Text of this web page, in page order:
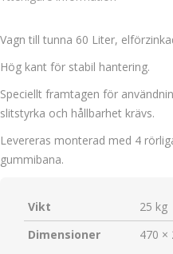
Vagn till tunna 60 Liter,
Hög kant för stabil hantering.
Speciellt framtagen för
slitstyrka och hållbarhet krävs.
Levereras monterad med 4
gummibana.
Vikt
25 kg
Dimensioner
470 ×